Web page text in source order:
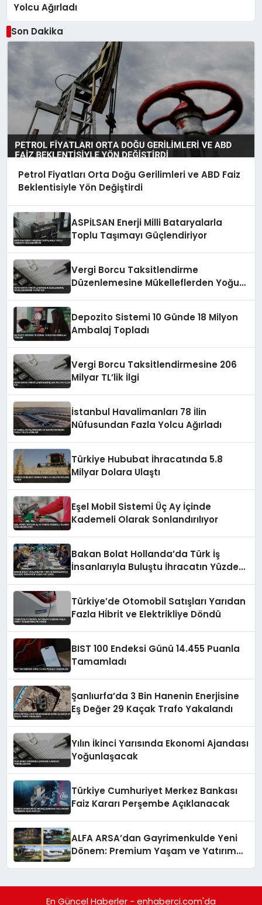
Yolcu Ağırladı
Son Dakika
Petrol Fiyatları Orta Doğu Gerilimleri ve ABD Faiz
Beklentisiyle Yön Değiştirdi
ASPİLSAN Enerji Milli Bataryalarla
Toplu Taşımayı Güçlendiriyor
Vergi Borcu Taksitlendirme
Düzenlemesine Mükelleflerden Yoğun
Depozito Sistemi 10 Günde 18 Milyon
Ambalaj Topladı
Vergi Borcu Taksitlendirmesine 206
Milyar TL’lik İlgi
İstanbul Havalimanları 78 İlin
Nüfusundan Fazla Yolcu Ağırladı
Türkiye Hububat İhracatında 5.8
Milyar Dolara Ulaştı
Eşel Mobil Sistemi Üç Ay İçinde
Kademeli Olarak Sonlandırılıyor
Bakan Bolat Hollanda’da Türk İş
İnsanlarıyla Buluştu İhracatın Yüzde
Türkiye’de Otomobil Satışları Yarıdan
Fazla Hibrit ve Elektrikliye Döndü
BIST 100 Endeksi Günü 14.455 Puanla
Tamamladı
Şanlıurfa’da 3 Bin Hanenin Enerjisine
Eş Değer 29 Kaçak Trafo Yakalandı
Yılın İkinci Yarısında Ekonomi Ajandası
Yoğunlaşacak
Türkiye Cumhuriyet Merkez Bankası
Faiz Kararı Perşembe Açıklanacak
ALFA ARSA’dan Gayrimenkulde Yeni
Dönem: Premium Yaşam ve Yatırım
En Güncel Haberler - enhaberci.com'da